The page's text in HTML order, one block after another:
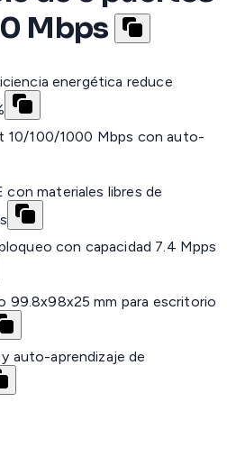
Mbps
energética reduce
10/100/1000 Mbps con auto-
con materiales libres de
con capacidad 7.4 Mpps
99.8x98x25 mm para escritorio
auto-aprendizaje de